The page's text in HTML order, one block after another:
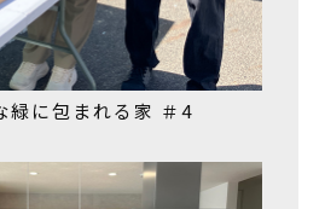
緑に包まれる家 ＃4